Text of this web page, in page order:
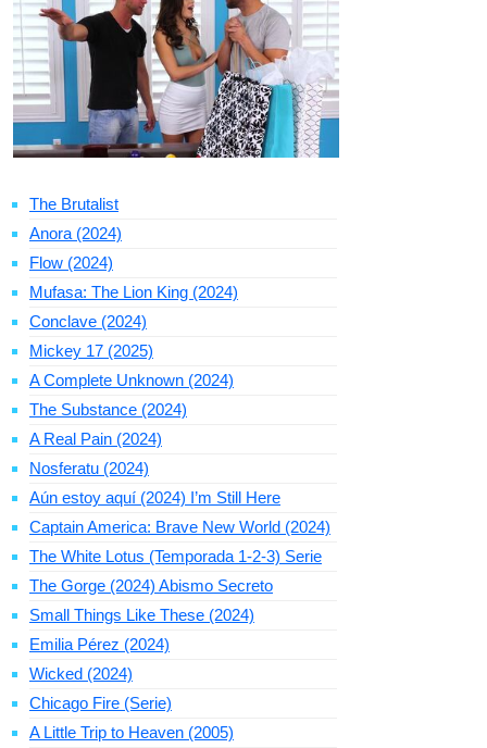
The Brutalist
Anora (2024)
Flow (2024)
Mufasa: The Lion King (2024)
Conclave (2024)
Mickey 17 (2025)
A Complete Unknown (2024)
The Substance (2024)
A Real Pain (2024)
Nosferatu (2024)
Aún estoy aquí (2024) I’m Still Here
Captain America: Brave New World (2024)
The White Lotus (Temporada 1-2-3) Serie
The Gorge (2024) Abismo Secreto
Small Things Like These (2024)
Emilia Pérez (2024)
Wicked (2024)
Chicago Fire (Serie)
A Little Trip to Heaven (2005)